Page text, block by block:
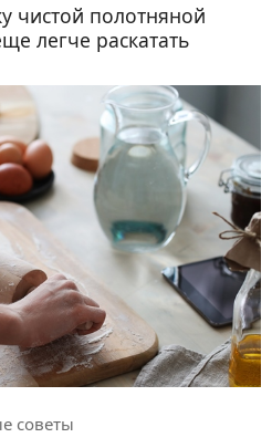
чистой полотняной
легче раскатать
советы